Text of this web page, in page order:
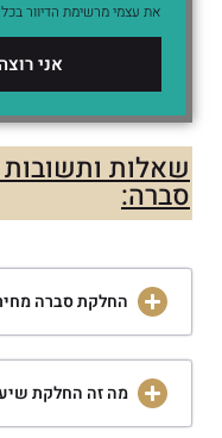
את עצמי מרשימת הדיוור
אני
שאלות
סברה:
החלקת סברה
מה זה החלקת